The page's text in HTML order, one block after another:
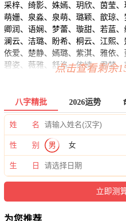
采梓、绮影、姝嫣、玥欣、茵莹、
萌姗、泉淼、泉萌、璐颖、歆琼、
卿润、语娴、梦蕾、璇甜、若蓝、
澜云、洁璐、盼希、桐云、江熙、
依爱、楚静、嫣璐、紫淇、雅依、
碧姿、薇雅、舒洛、依婧、君梦、
萱初、婧蓓、枫桂、蓓以、欣含
爱知、冰爱、梓倩、楚媱、兮绿
娇悦、姗璐、如寻、澜冉、影珍
菱曦、江楚、雅南、瑜盼、卿影
妍颖、思芊、晓静、万雅、歆舒
万唯、妮帆、妍影、欣珞、冉沁
若悦、怀冰、雅希、婕妤、如清
水音、蓓微、兮梦、璐梓、唯语、
点击查看剩余
八字精批 2026运势
姓 名
性 别 男 女
生 日
为您推荐